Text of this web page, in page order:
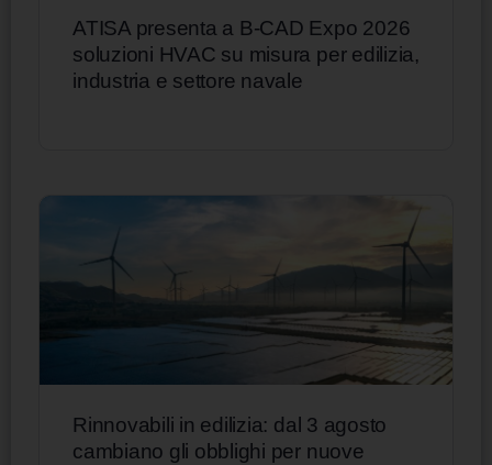
ATISA presenta a B-CAD Expo 2026
soluzioni HVAC su misura per edilizia,
industria e settore navale
Rinnovabili in edilizia: dal 3 agosto
cambiano gli obblighi per nuove